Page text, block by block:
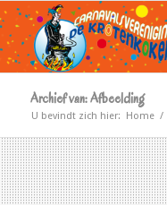
Archief van: Afbeelding
U bevindt zich hier: Home /